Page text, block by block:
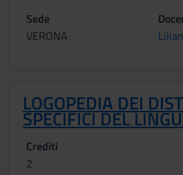
Sede
VERONA
LOGOPEDIA DEI
SPECIFICI DEL
Crediti
2